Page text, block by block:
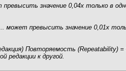
значение 0,04х только в
превысить значение 0,01х
Повторяемость (Repeatability) =
к другой.